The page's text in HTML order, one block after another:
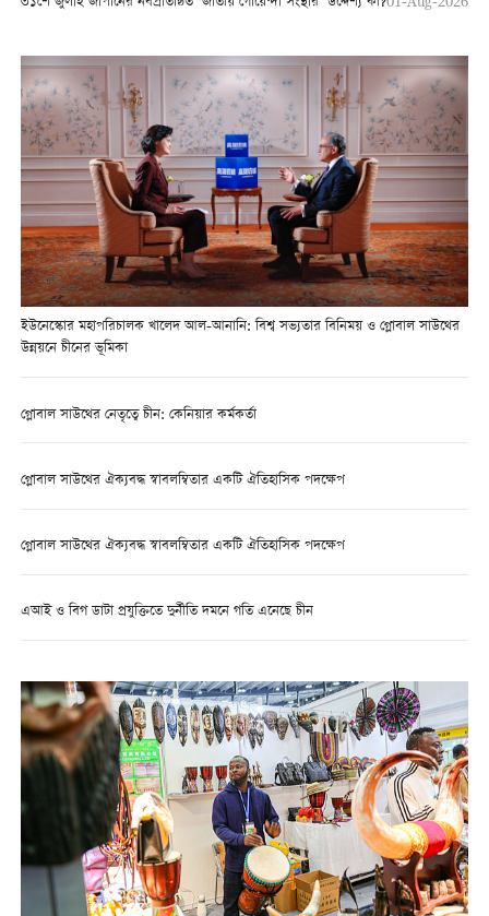
ইউনেস্কোর মহাপরিচালক খালেদ আল-আনানি: বিশ্ব সভ্যতার বিনিময় ও গ্লোবাল সাউথের
উন্নয়নে চীনের ভূমিকা
গ্লোবাল সাউথের নেতৃত্বে চীন: কেনিয়ার কর্মকর্তা
গ্লোবাল সাউথের ঐক্যবদ্ধ স্বাবলম্বিতার একটি ঐতিহাসিক পদক্ষেপ
গ্লোবাল সাউথের ঐক্যবদ্ধ স্বাবলম্বিতার একটি ঐতিহাসিক পদক্ষেপ
এআই ও বিগ ডাটা প্রযুক্তিতে দুর্নীতি দমনে গতি এনেছে চীন